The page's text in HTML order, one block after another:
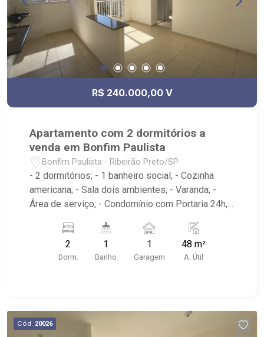
R$ 240.000,00 V
Apartamento com 2 dormitórios a
venda em Bonfim Paulista
Bonfim Paulista - Ribeirão Preto/SP
- 2 dormitórios; - 1 banheiro social; - Cozinha
americana; - Sala dois ambientes; - Varanda; -
Área de serviço; - Condomínio com Portaria 24h,
Próximo à DaniBe FullStore, Bola na Grama
Bonfim, Baterias Batex, supermercado Gricki e
Centro de Bonfim;
2
Dorm.
1
Banho
1
Garagem
48 m²
A. Útil
Cód. 20026